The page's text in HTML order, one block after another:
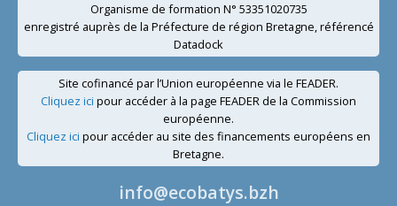
Organisme de formation N° 53351020735
enregistré auprès de la Préfecture de région Bretagne, référencé
Datadock
Site cofinancé par l’Union européenne via le FEADER.
Cliquez ici pour accéder à la page FEADER de la Commission
européenne.
Cliquez ici pour accéder au site des financements européens en
Bretagne.
info@ecobatys.bzh